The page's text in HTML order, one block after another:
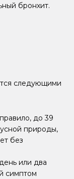
бронхит.
следующими
до 39
природы,
без
или два
симптом